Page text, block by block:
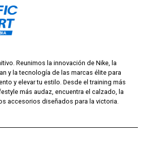
Reunimos la innovación de Nike, la
y la tecnología de las marcas élite para
y elevar tu estilo. Desde el training más
más audaz, encuentra el calzado, la
accesorios diseñados para la victoria.